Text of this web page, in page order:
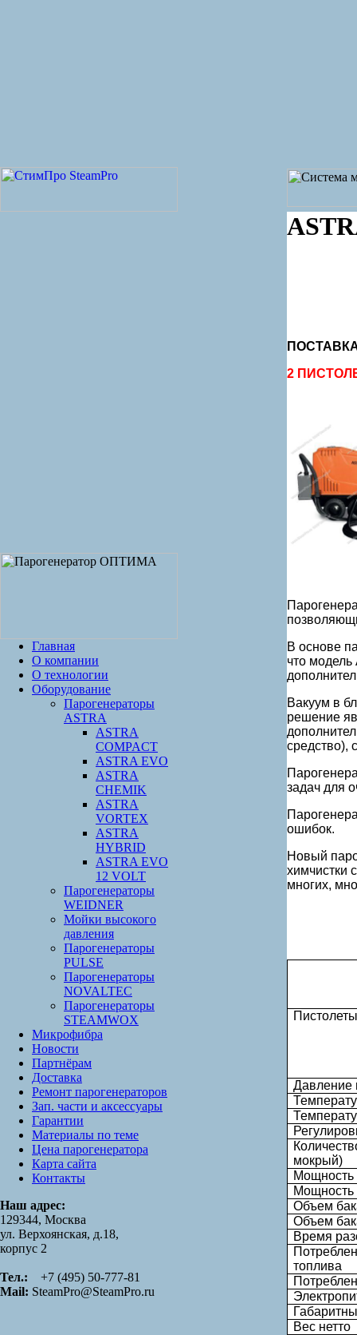
Главная
О компании
О технологии
Оборудование
Парогенераторы
ASTRA
ASTRA
COMPACT
ASTRA EVO
ASTRA
CHEMIK
ASTRA
VORTEX
ASTRA
HYBRID
ASTRA EVO
12 VOLT
Парогенераторы
WEIDNER
Мойки высокого
давления
Парогенераторы
PULSE
Парогенераторы
NOVALTEC
Парогенераторы
STEAMWOX
Микрофибра
Новости
Партнёрам
Доставка
Ремонт парогенераторов
Зап. части и аксессуары
Гарантии
Материалы по теме
Цена парогенератора
Карта сайта
Контакты
Наш адрес:
129344, Москва
ул. Верхоянская, д.18,
корпус 2
Тел.: +7 (495) 50-777-81
Mail: SteamPro@SteamPro.ru
2
В основе
что модель
Вакуум в
решение
средство),
задач для
ошибок.
Новый
химчистки
многих,
Давление
мокрый)
Мощность
Мощность
Объем
Объем
Время
топлива
Вес нетто